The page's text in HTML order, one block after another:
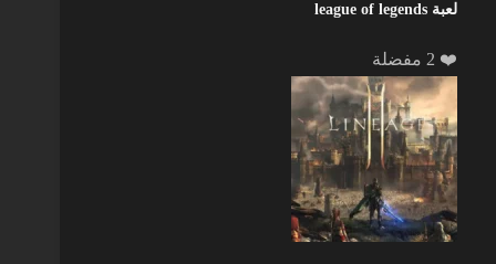
لعبة league of legends
❤️ 2 مفضلة